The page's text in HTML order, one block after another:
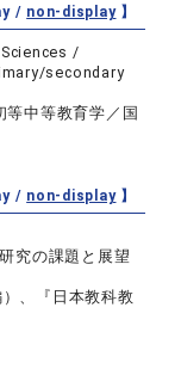
/ non-display】
/
secondary
等中等教育学／国
/ non-display】
究の課題と展望
、『日本教科教